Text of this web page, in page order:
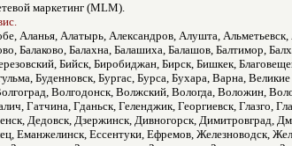
маркетинг (MLM).
Аланья, Алатырь, Александров, Алушта,
Балаково, Балахна, Балашиха, Балашов, Балтимор,
Бийск, Биробиджан, Бирск, Бишкек,
Буденновск, Бургас, Бурса, Бухара, Варна,
Волгодонск, Волжский, Вологда, Воложин,
Гатчина, Гданьск, Геленджик, Георгиевск, Глазго,
Дедовск, Дзержинск, Дивногорск, Димитровград,
Еманжелинск, Ессентуки, Ефремов, Железноводск,